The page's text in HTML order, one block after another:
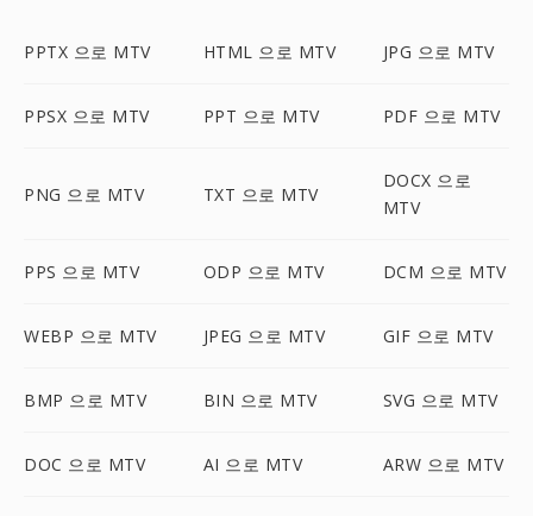
PPTX 으로 MTV HTML 으로 MTV JPG 으로 MTV
PPSX 으로 MTV PPT 으로 MTV PDF 으로 MTV
PNG 으로 MTV TXT 으로 MTV
DOCX 으로
MTV
PPS 으로 MTV ODP 으로 MTV DCM 으로 MTV
WEBP 으로 MTV JPEG 으로 MTV GIF 으로 MTV
BMP 으로 MTV BIN 으로 MTV SVG 으로 MTV
DOC 으로 MTV AI 으로 MTV ARW 으로 MTV